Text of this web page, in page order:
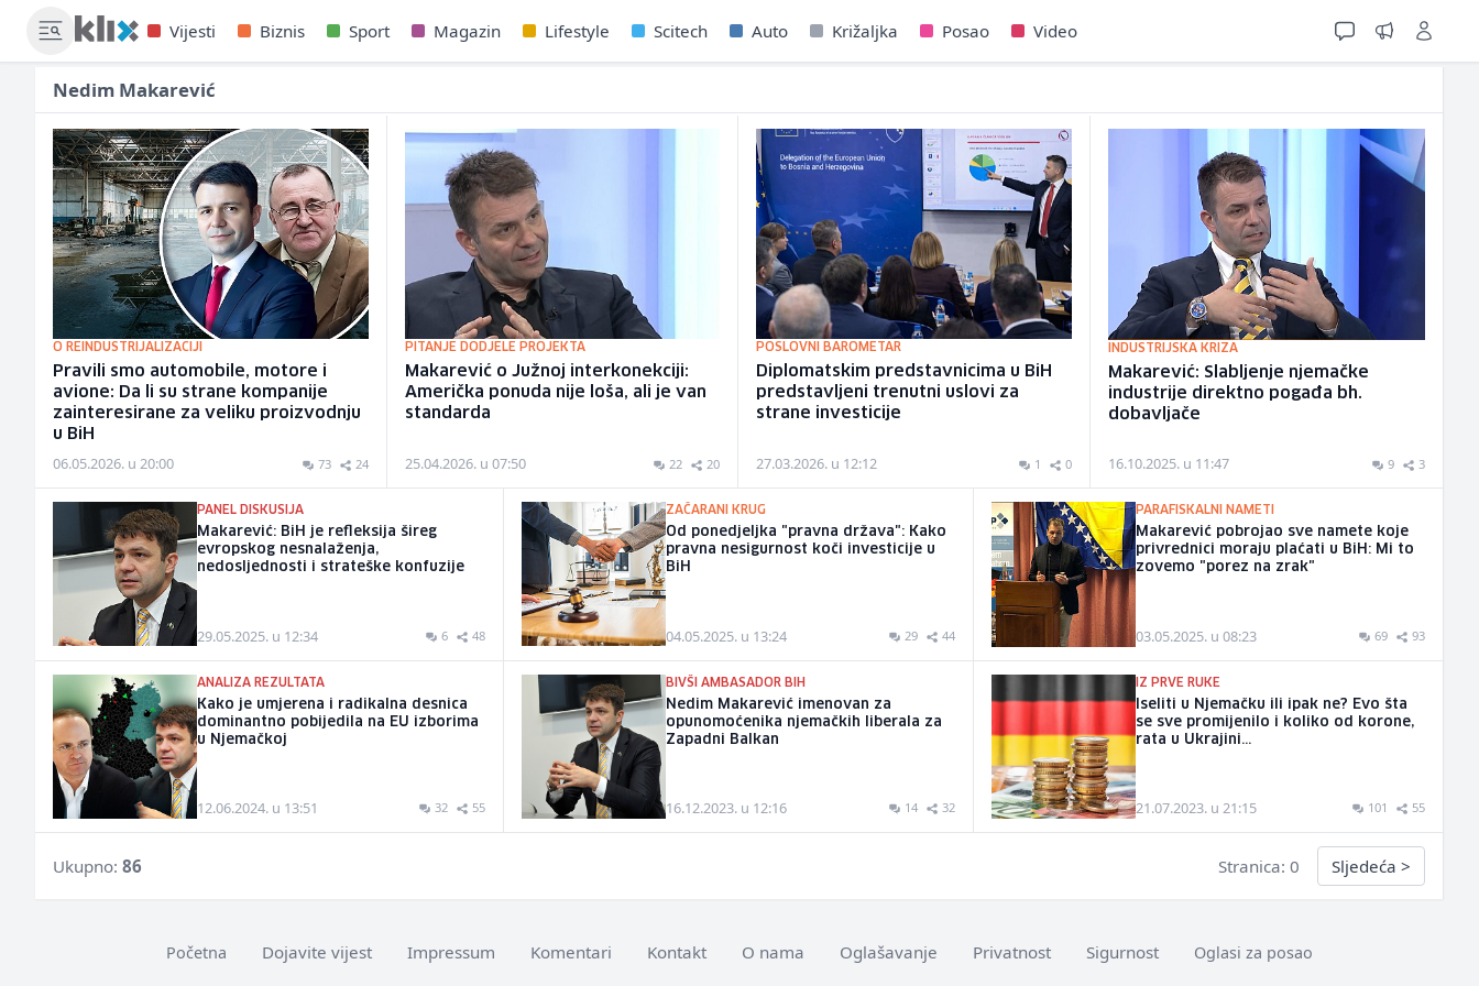
Vijesti Biznis Sport Magazin Lifestyle Scitech Auto Križaljka Posao Video
Nedim Makarević
O REINDUSTRIJALIZACIJI
Pravili smo automobile, motore i
avione: Da li su strane kompanije
zainteresirane za veliku proizvodnju
u BiH
06.05.2026. u 20:00 73 24
PITANJE DODJELE PROJEKTA
Makarević o Južnoj interkonekciji:
Američka ponuda nije loša, ali je van
standarda
25.04.2026. u 07:50 22 20
POSLOVNI BAROMETAR
Diplomatskim predstavnicima u BiH
predstavljeni trenutni uslovi za
strane investicije
27.03.2026. u 12:12 1 0
INDUSTRIJSKA KRIZA
Makarević: Slabljenje njemačke
industrije direktno pogađa bh.
dobavljače
16.10.2025. u 11:47 9 3
PANEL DISKUSIJA
Makarević: BiH je refleksija šireg
evropskog nesnalaženja,
nedosljednosti i strateške konfuzije
29.05.2025. u 12:34 6 48
ZAČARANI KRUG
Od ponedjeljka "pravna država": Kako
pravna nesigurnost koči investicije u
BiH
04.05.2025. u 13:24 29 44
PARAFISKALNI NAMETI
Makarević pobrojao sve namete koje
privrednici moraju plaćati u BiH: Mi to
zovemo "porez na zrak"
03.05.2025. u 08:23 69 93
ANALIZA REZULTATA
Kako je umjerena i radikalna desnica
dominantno pobijedila na EU izborima
u Njemačkoj
12.06.2024. u 13:51 32 55
BIVŠI AMBASADOR BIH
Nedim Makarević imenovan za
opunomoćenika njemačkih liberala za
Zapadni Balkan
16.12.2023. u 12:16 14 32
IZ PRVE RUKE
Iseliti u Njemačku ili ipak ne? Evo šta
se sve promijenilo i koliko od korone,
rata u Ukrajini...
21.07.2023. u 21:15 101 55
Ukupno: 86 Stranica: 0 Sljedeća >
Početna Dojavite vijest Impressum Komentari Kontakt O nama Oglašavanje Privatnost Sigurnost Oglasi za posao